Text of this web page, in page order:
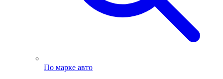
По марке авто